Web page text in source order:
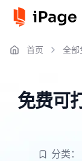
首页 全部
免费可
分类：